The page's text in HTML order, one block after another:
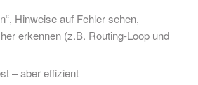
Hinweise auf Fehler sehen,
erkennen (z.B. Routing-Loop und
– aber effizient